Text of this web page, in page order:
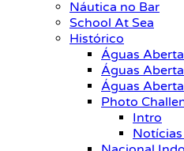
Náutica no Bar
School At Sea
Histórico
Águas
Águas
Águas
Photo
Intro